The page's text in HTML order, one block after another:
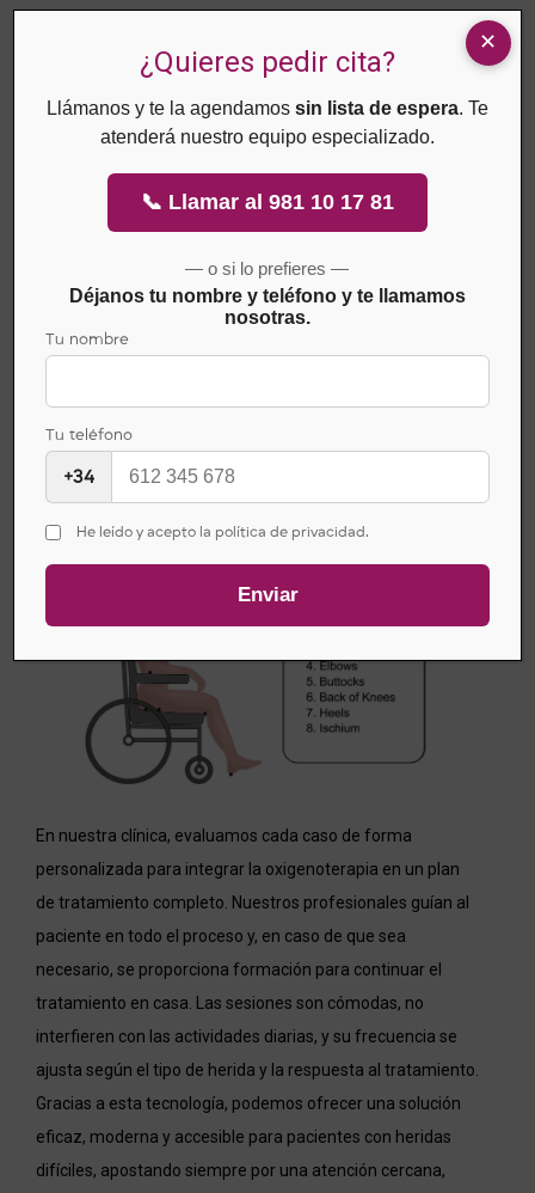
En nuestra clínica, evaluamos cada caso de forma
personalizada para integrar la oxigenoterapia en un plan
de tratamiento completo. Nuestros profesionales guían al
paciente en todo el proceso y, en caso de que sea
necesario, se proporciona formación para continuar el
tratamiento en casa. Las sesiones son cómodas, no
interfieren con las actividades diarias, y su frecuencia se
ajusta según el tipo de herida y la respuesta al tratamiento.
Gracias a esta tecnología, podemos ofrecer una solución
eficaz, moderna y accesible para pacientes con heridas
difíciles, apostando siempre por una atención cercana,
¿Quieres pedir cita?
Llámanos y te la agendamos sin lista de espera. Te
atenderá nuestro equipo especializado.
📞 Llamar al 981 10 17 81
— o si lo prefieres —
Déjanos tu nombre y teléfono y te llamamos
nosotras.
Tu nombre
Tu teléfono
+34
He leído y acepto la política de privacidad.